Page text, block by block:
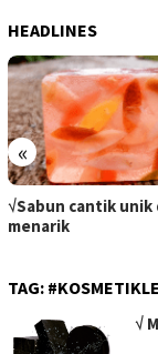
HEADLINES
«
Skincare Terbaik
BPOM Sudah Coba?
TAG:
√